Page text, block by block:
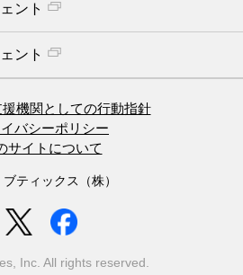
ント
ント
機関としての行動指針
バシーポリシー
サイトについて
ティックス（株）
Inc. All rights reserved.